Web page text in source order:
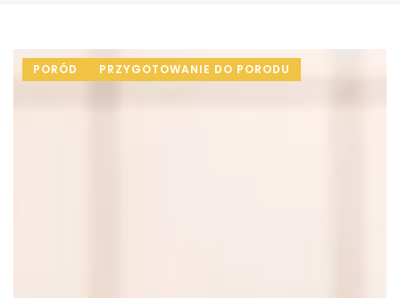
PORÓD PRZYGOTOWANIE DO PORODU